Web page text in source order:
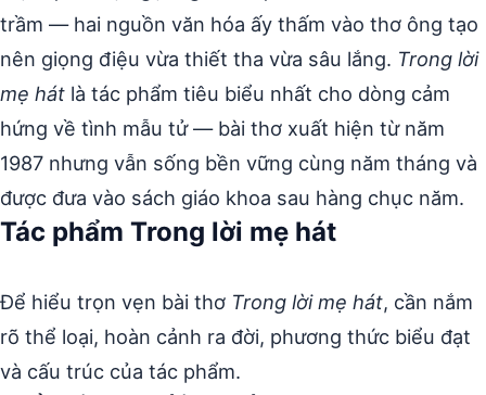
trầm — hai nguồn văn hóa ấy thấm vào thơ ông tạo
nên giọng điệu vừa thiết tha vừa sâu lắng. Trong lời
mẹ hát là tác phẩm tiêu biểu nhất cho dòng cảm
hứng về tình mẫu tử — bài thơ xuất hiện từ năm
1987 nhưng vẫn sống bền vững cùng năm tháng và
được đưa vào sách giáo khoa sau hàng chục năm.
Tác phẩm Trong lời mẹ hát
Để hiểu trọn vẹn bài thơ Trong lời mẹ hát, cần nắm
rõ thể loại, hoàn cảnh ra đời, phương thức biểu đạt
và cấu trúc của tác phẩm.